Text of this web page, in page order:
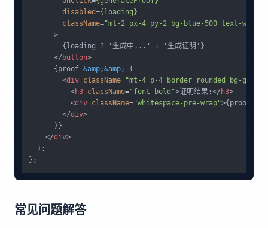
disabled={loading}
className="mt-2 px-4 py-2 bg-blue-500 text-white
      >
        {loading ? '生成中...' : '生成证明'}
</ button>
      {proof
&amp;&amp;
(
<div className="mt-4 p-4 border rounded bg-gray-
<h3 className="font-bold">证明结果:</ h3>
<div className="whitespace-pre-wrap">{proof}
</div>
      )}
</div>
  );
常见问题解答